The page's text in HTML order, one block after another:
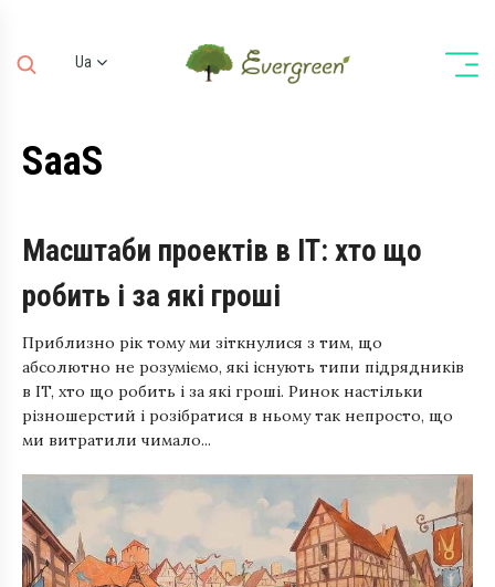
Ua
De
SaaS
Масштаби проектів в IT: хто що
робить і за які гроші
Приблизно рік тому ми зіткнулися з тим, що
абсолютно не розуміємо, які існують типи підрядників
в IT, хто що робить і за які гроші. Ринок настільки
різношерстий і розібратися в ньому так непросто, що
ми витратили чимало...